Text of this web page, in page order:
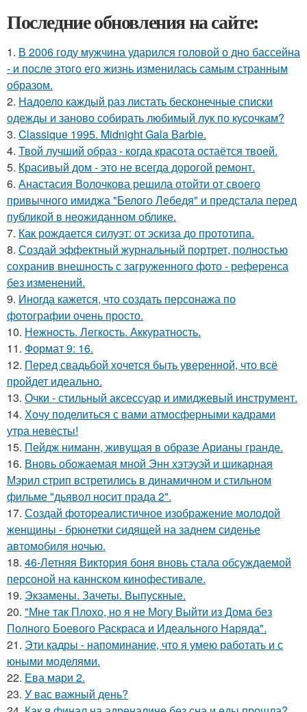
Последние обновления на сайте:
1. В 2006 году мужчина ударился головой о дно бассейна
- и после этого его жизнь изменилась самым странным
образом.
2. Надоело каждый раз листать бесконечные списки
одежды и заново собирать любимый лук по кусочкам?
3. Classique 1995. Midnight Gala Barbie.
4. Твой лучший образ - когда красота остаётся твоей.
5. Красивый дом - это не всегда дорогой ремонт.
6. Анастасия Волочкова решила отойти от своего
привычного имиджа "Белого Лебедя" и предстала перед
публикой в неожиданном облике.
7. Как рождается силуэт: от эскиза до прототипа.
8. Создай эффектный журнальный портрет, полностью
сохранив внешность с загруженного фото - референса
без изменений.
9. Иногда кажется, что создать персонажа по
фотографии очень просто.
10. Нежность. Легкость. Аккуратность.
11. Формат 9: 16.
12. Перед свадьбой хочется быть уверенной, что всё
пройдет идеально.
13. Очки - стильный аксессуар и имиджевый инструмент.
14. Хочу поделиться с вами атмосферными кадрами
утра невесты!
15. Пейдж ниманн, живущая в образе Арианы гранде.
16. Вновь обожаемая мной Энн хэтэуэй и шикарная
Мэрил стрип встретились в динамичном и стильном
фильме "дьявол носит прада 2".
17. Создай фотореалистичное изображение молодой
женщины - брюнетки сидящей на заднем сиденье
автомобиля ночью.
18. 46-Летняя Виктория боня вновь стала обсуждаемой
персоной на каннском кинофестивале.
19. Экзамены. Зачеты. Выпускные.
20. "Мне так Плохо, но я не Могу Выйти из Дома без
Полного Боевого Раскраса и Идеального Наряда".
21. Эти кадры - напоминание, что я умею работать и с
юными моделями.
22. Ева мари 2.
23. У вас важный день?